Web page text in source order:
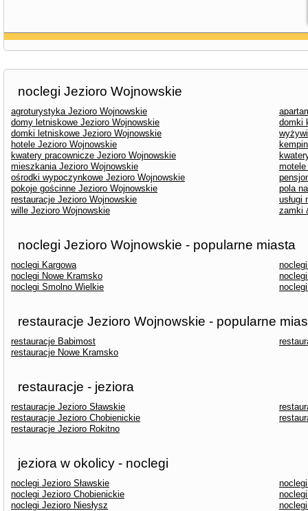
noclegi Jezioro Wojnowskie
agroturystyka Jezioro Wojnowskie
domy letniskowe Jezioro Wojnowskie
domki
domki letniskowe Jezioro Wojnowskie
hotele Jezioro Wojnowskie
kwatery pracownicze Jezioro Wojnowskie
mieszkania Jezioro Wojnowskie
ośrodki wypoczynkowe Jezioro Wojnowskie
pokoje gościnne Jezioro Wojnowskie
pola
restauracje Jezioro Wojnowskie
usługi
wille Jezioro Wojnowskie
zamki
noclegi Jezioro Wojnowskie - popularne miasta
noclegi Kargowa
noclegi Nowe Kramsko
noclegi Smolno Wielkie
restauracje Jezioro Wojnowskie - popularne
restauracje Babimost
restauracje Nowe Kramsko
restauracje - jeziora
restauracje Jezioro Sławskie
restauracje Jezioro Chobienickie
restauracje Jezioro Rokitno
jeziora w okolicy - noclegi
noclegi Jezioro Sławskie
noclegi Jezioro Chobienickie
noclegi Jezioro Niesłysz